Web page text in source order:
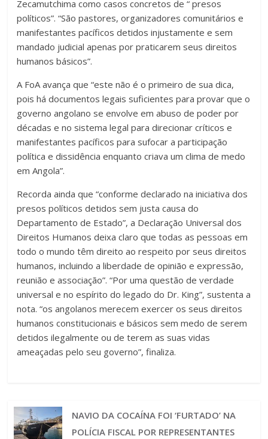
Zecamutchima como casos concretos de “ presos
políticos”.“São pastores, organizadores comunitários e
manifestantes pacíficos detidos injustamente e sem
mandado judicial apenas por praticarem seus direitos
humanos básicos”.
A FoA avança que “este não é o primeiro de sua dica,
pois há documentos legais suficientes para provar que o
governo angolano se envolve em abuso de poder por
décadas e no sistema legal para direcionar críticos e
manifestantes pacíficos para sufocar a participação
política e dissidência enquanto criava um clima de medo
em Angola”.
Recorda ainda que “conforme declarado na iniciativa dos
presos políticos detidos sem justa causa do
Departamento de Estado”, a Declaração Universal dos
Direitos Humanos deixa claro que todas as pessoas em
todo o mundo têm direito ao respeito por seus direitos
humanos, incluindo a liberdade de opinião e expressão,
reunião e associação”.“Por uma questão de verdade
universal e no espírito do legado do Dr. King”, sustenta a
nota.“os angolanos merecem exercer os seus direitos
humanos constitucionais e básicos sem medo de serem
detidos ilegalmente ou de terem as suas vidas
ameaçadas pelo seu governo”, finaliza.
NAVIO DA COCAÍNA FOI ‘FURTADO’ NA
POLÍCIA FISCAL POR REPRESENTANTES